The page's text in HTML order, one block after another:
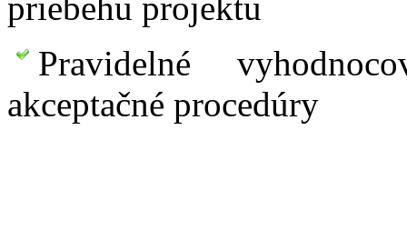
Pravidelné
akceptačné procedúry